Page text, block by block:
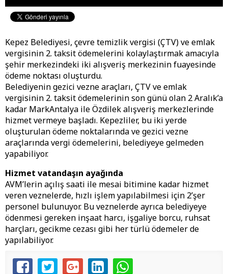
Kepez Belediyesi, çevre temizlik vergisi (ÇTV) ve emlak
vergisinin 2. taksit ödemelerini kolaylaştırmak amacıyla
şehir merkezindeki iki alışveriş merkezinin fuayesinde
ödeme noktası oluşturdu.
Belediyenin gezici vezne araçları, ÇTV ve emlak
vergisinin 2. taksit ödemelerinin son günü olan 2 Aralık’a
kadar MarkAntalya ile Özdilek alışveriş merkezlerinde
hizmet vermeye başladı. Kepezliler, bu iki yerde
oluşturulan ödeme noktalarında ve gezici vezne
araçlarında vergi ödemelerini, belediyeye gelmeden
yapabiliyor.
Hizmet vatandaşın ayağında
AVM’lerin açılış saati ile mesai bitimine kadar hizmet
veren veznelerde, hızlı işlem yapılabilmesi için 2’şer
personel bulunuyor. Bu veznelerde ayrıca belediyeye
ödenmesi gereken inşaat harcı, işgaliye borcu, ruhsat
harçları, gecikme cezası gibi her türlü ödemeler de
yapılabiliyor.